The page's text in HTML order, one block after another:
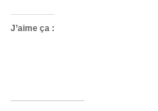
J’aime ça :